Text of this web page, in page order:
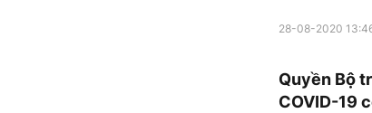
28-08-2020
Quyền Bộ
COVID-19